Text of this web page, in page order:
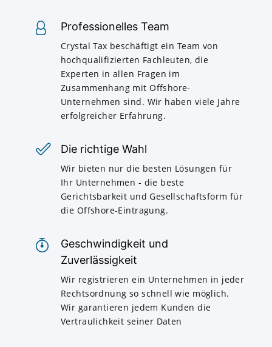
Professionelles Team
Crystal Tax beschäftigt ein Team von
hochqualifizierten Fachleuten, die
Experten in allen Fragen im
Zusammenhang mit Offshore-
Unternehmen sind. Wir haben viele Jahre
erfolgreicher Erfahrung.
Die richtige Wahl
Wir bieten nur die besten Lösungen für
Ihr Unternehmen - die beste
Gerichtsbarkeit und Gesellschaftsform für
die Offshore-Eintragung.
Geschwindigkeit und
Zuverlässigkeit
Wir registrieren ein Unternehmen in jeder
Rechtsordnung so schnell wie möglich.
Wir garantieren jedem Kunden die
Vertraulichkeit seiner Daten